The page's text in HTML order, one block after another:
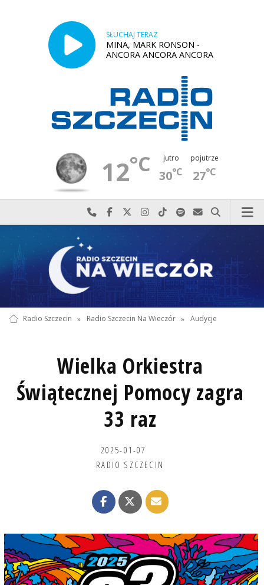
SŁUCHAJ TERAZ
MINA, MARK RONSON -
ANCORA ANCORA ANCORA
12°C jutro
30°C
pojutrze
27°C
Najlepiej po prostu do nas zadzwoń
Odwiedź nas na Facebook-u
Odwiedź nas na X
Odwiedź nas na Instagram-ie
Odwiedź nas na TikTok-u
Szukaj nas na Spotify
Wyślij do nas
Szukaj
Radio Szczecin » Radio Szczecin Na Wieczór » Audycje
Wielka Orkiestra
Świątecznej Pomocy zagra
33 raz
2025-01-07
RADIO SZCZECIN